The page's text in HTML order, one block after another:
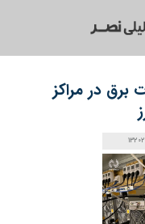
مگاوات برق در مراکز